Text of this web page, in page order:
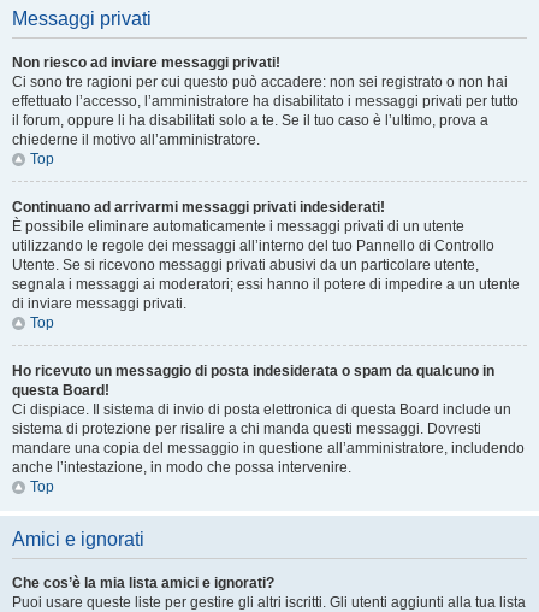
Messaggi privati
Non riesco ad inviare messaggi privati!
Ci sono tre ragioni per cui questo può accadere: non sei registrato o non hai
effettuato l’accesso, l’amministratore ha disabilitato i messaggi privati per tutto
il forum, oppure li ha disabilitati solo a te. Se il tuo caso è l’ultimo, prova a
chiederne il motivo all’amministratore.
Top
Continuano ad arrivarmi messaggi privati indesiderati!
È possibile eliminare automaticamente i messaggi privati ​​di un utente
utilizzando le regole dei messaggi all’interno del tuo Pannello di Controllo
Utente. Se si ricevono messaggi privati ​​abusivi da un particolare utente,
segnala i messaggi ai moderatori; essi hanno il potere di impedire a un utente
di inviare messaggi privati​​.
Top
Ho ricevuto un messaggio di posta indesiderata o spam da qualcuno in
questa Board!
Ci dispiace. Il sistema di invio di posta elettronica di questa Board include un
sistema di protezione per risalire a chi manda questi messaggi. Dovresti
mandare una copia del messaggio in questione all’amministratore, includendo
anche l’intestazione, in modo che possa intervenire.
Top
Amici e ignorati
Che cos’è la mia lista amici e ignorati?
Puoi usare queste liste per gestire gli altri iscritti. Gli utenti aggiunti alla tua lista